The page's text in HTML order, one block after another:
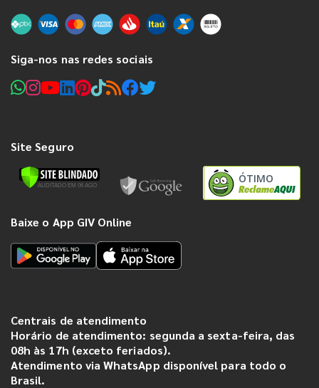
Siga-nos nas redes sociais
Site Seguro
ÓTIMO
Baixe o App GIV Online
Centrais de atendimento
Horário de atendimento: segunda a sexta-feira, das
08h às 17h (exceto feriados).
Atendimento via WhatsApp disponível para todo o
Brasil.